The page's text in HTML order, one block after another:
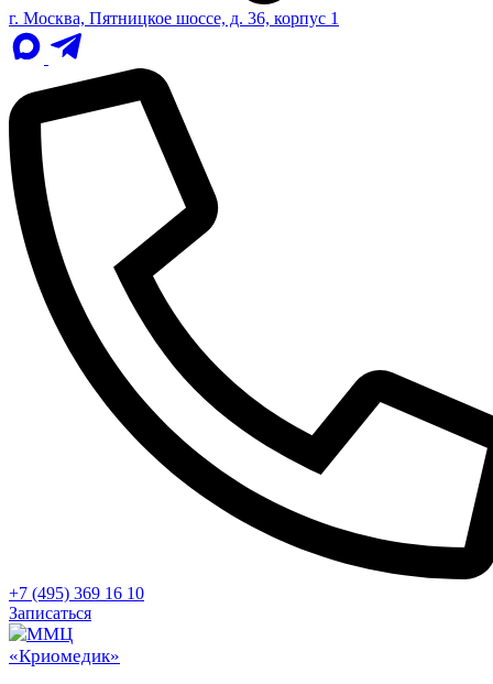
г. Москва, Пятницкое шоссе, д. 36, корпус 1
+7 (495) 369 16 10
Записаться